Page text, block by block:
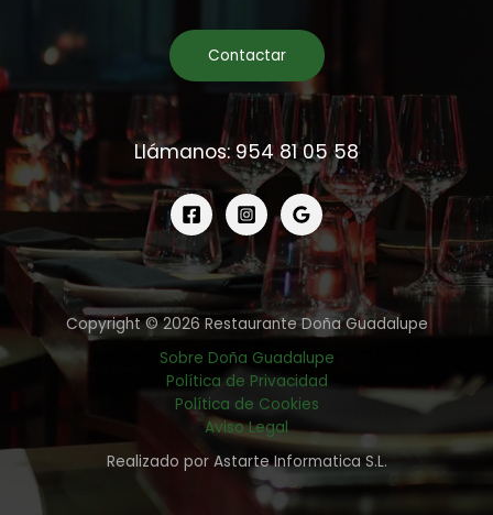
Contactar
Llámanos: 954 81 05 58
Copyright © 2026 Restaurante Doña Guadalupe
Sobre Doña Guadalupe
Política de Privacidad
Política de Cookies
Aviso Legal
Realizado por Astarte Informatica S.L.